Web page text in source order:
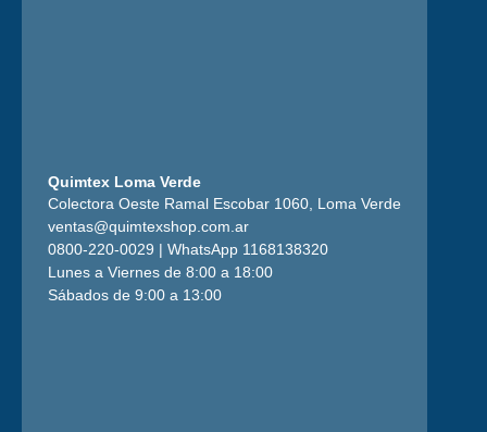
Quimtex Loma Verde
Colectora Oeste Ramal Escobar 1060, Loma Verde
ventas@quimtexshop.com.ar
0800-220-0029 | WhatsApp 1168138320
Lunes a Viernes de 8:00 a 18:00
Sábados de 9:00 a 13:00